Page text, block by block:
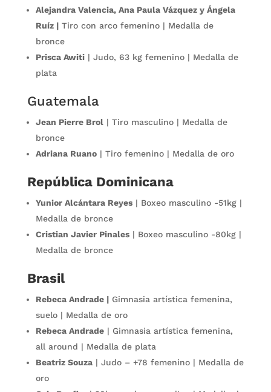
Alejandra Valencia, Ana Paula Vázquez y Ángela
Ruíz |Tiro con arco femenino | Medalla de
bronce
Prisca Awiti| Judo, 63 kg femenino | Medalla de
plata
Guatemala
Jean Pierre Brol| Tiro masculino | Medalla de
bronce
Adriana Ruano| Tiro femenino | Medalla de oro
República Dominicana
Yunior Alcántara Reyes| Boxeo masculino -51kg |
Medalla de bronce
Cristian Javier Pinales| Boxeo masculino -80kg |
Medalla de bronce
Brasil
Rebeca Andrade |Gimnasia artística femenina,
suelo | Medalla de oro
Rebeca Andrade| Gimnasia artística femenina,
all around | Medalla de plata
Beatriz Souza| Judo – +78 femenino | Medalla de
oro